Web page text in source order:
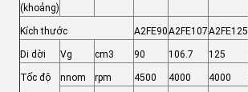
(khoảng)
Kích thước A2FE90A2FE107A2FE125
Di dời Vg cm3 90 106.7 125
Tốc độ
nnom rpm 4500 4000 4000